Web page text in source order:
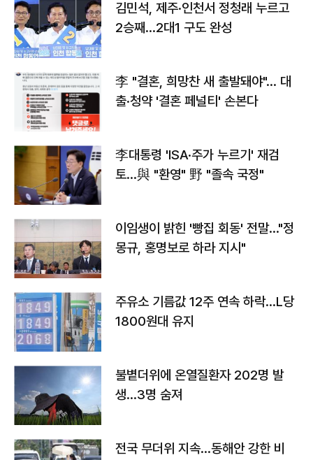
김민석, 제주·인천서 정청래 누르고
2승째…2대1 구도 완성
李 "결혼, 희망찬 새 출발돼야"… 대
출·청약 '결혼 페널티' 손본다
李대통령 'ISA·주가 누르기' 재검
토…與 "환영" 野 "졸속 국정"
이임생이 밝힌 '빵집 회동' 전말…"정
몽규, 홍명보로 하라 지시"
주유소 기름값 12주 연속 하락…L당
1800원대 유지
불볕더위에 온열질환자 202명 발
생…3명 숨져
전국 무더위 지속…동해안 강한 비